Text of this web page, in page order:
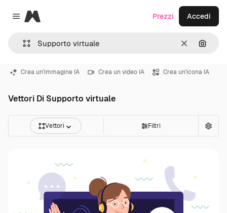
Close menu
Magnific
CancellaCerca
Prezzi Accedi
Crea un'immagine IA Crea un video IA Crea un'icona IA
Vettori Di Supporto virtuale
Vettori Filtri